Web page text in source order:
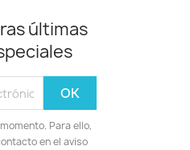
últimas
Para ello,
en el aviso